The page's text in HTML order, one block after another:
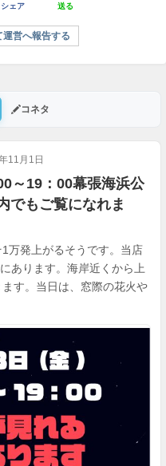
シェア 送る
営へ報告する
コネタ